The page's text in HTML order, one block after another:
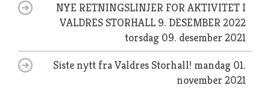
NYE RETNINGSLINJER FOR AKTIVITET I
VALDRES STORHALL 9. DESEMBER 2022
torsdag 09. desember 2021
Siste nytt fra Valdres Storhall! mandag 01.
november 2021